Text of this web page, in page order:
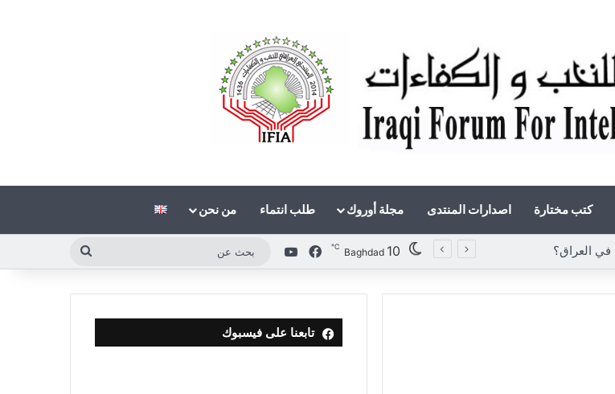
كتب مختارة اصدارات المنتدى مجلة أوروك طلب انتماء من نحن
Baghdad 10
℃ فيسبوك‫YouTube
تابعنا على فيسبوك